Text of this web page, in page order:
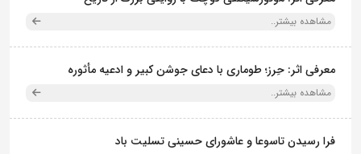
مشاهده بیشتر..
معرفی اثر: حِرز؛ طوماری با دعای جوشن کبیر و ادعیه مأثوره
مشاهده بیشتر..
فرا رسیدن تاسوعا و عاشورای حسینی تسلیت باد